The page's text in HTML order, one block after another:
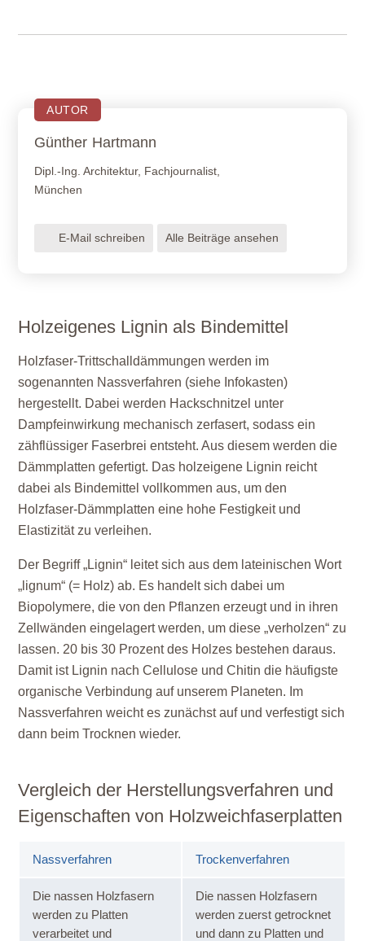
AUTOR
Günther Hartmann
Dipl.-Ing. Architektur, Fachjournalist,
München
E-Mail schreiben Alle Beiträge ansehen
Holzeigenes Lignin als Bindemittel
Holzfaser-Trittschalldämmungen werden im
sogenannten Nassverfahren (siehe Infokasten)
hergestellt. Dabei werden Hackschnitzel unter
Dampfeinwirkung mechanisch zerfasert, sodass ein
zähflüssiger Faserbrei entsteht. Aus diesem werden die
Dämmplatten gefertigt. Das holzeigene Lignin reicht
dabei als Bindemittel vollkommen aus, um den
Holzfaser-Dämmplatten eine hohe Festigkeit und
Elastizität zu verleihen.
Der Begriff „Lignin“ leitet sich aus dem lateinischen Wort
„lignum“ (= Holz) ab. Es handelt sich dabei um
Biopolymere, die von den Pflanzen erzeugt und in ihren
Zellwänden eingelagert werden, um diese „verholzen“ zu
lassen. 20 bis 30 Prozent des Holzes bestehen daraus.
Damit ist Lignin nach Cellulose und Chitin die häufigste
organische Verbindung auf unserem Planeten. Im
Nassverfahren weicht es zunächst auf und verfestigt sich
dann beim Trocknen wieder.
Vergleich der Herstellungsverfahren und
Eigenschaften von Holzweichfaserplatten
Nassverfahren Trockenverfahren
Die nassen Holzfasern
werden zu Platten
verarbeitet und
Die nassen Holzfasern
werden zuerst getrocknet
und dann zu Platten und